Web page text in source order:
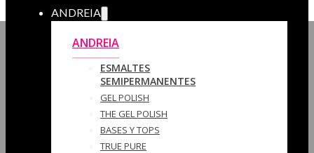
ANDREIA
ANDREIA
ESMALTES
SEMIPERMANENTES
GEL POLISH
THE GEL POLISH
BASES Y‎ TOPS
TRUE PURE